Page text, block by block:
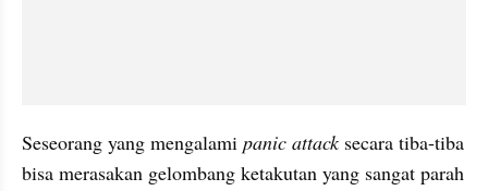
Seseorang yang mengalami panic attack secara tiba-tiba
bisa merasakan gelombang ketakutan yang sangat parah